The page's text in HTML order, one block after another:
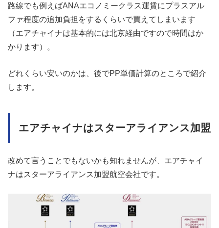
路線でも例えばANAエコノミークラス運賃にプラスアル
ファ程度の追加負担をするくらいで買えてしまいます
（エアチャイナは基本的には北京経由ですので時間はか
かります）。
どれくらい安いのかは、後でPP単価計算のところで紹介
します。
エアチャイナはスターアライアンス加盟
改めて言うことでもないかも知れませんが、エアチャイ
ナはスターアライアンス加盟航空会社です。